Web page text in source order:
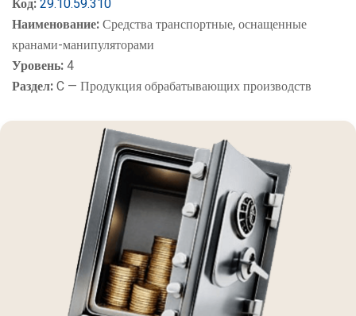
Код:29.10.59.310
Наименование:Средства транспортные, оснащенные
кранами-манипуляторами
Уровень:4
Раздел:C — Продукция обрабатывающих производств